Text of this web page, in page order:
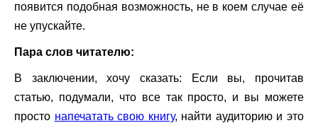
появится подобная возможность, не в коем случае её
не упускайте.
Пара слов читателю:
В заключении, хочу сказать: Если вы, прочитав
статью, подумали, что все так просто, и вы можете
просто напечатать свою книгу, найти аудиторию и это